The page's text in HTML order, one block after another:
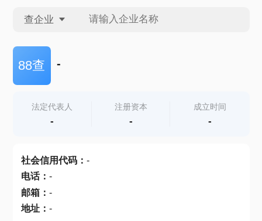
查企业
查企业
查产地
88查 -
法定代表人
-
注册资本
-
成立时间
-
社会信用代码： -
电话： -
邮箱： -
地址： -